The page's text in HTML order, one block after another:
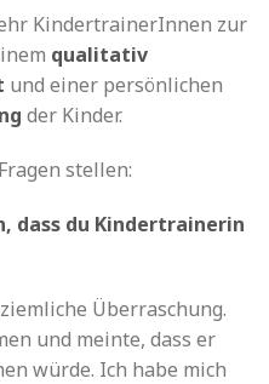
KindertrainerInnen zur
qualitativ
und einer persönlichen
der Kinder.
stellen:
dass du Kindertrainerin
Überraschung.
und meinte, dass er
würde. Ich habe mich